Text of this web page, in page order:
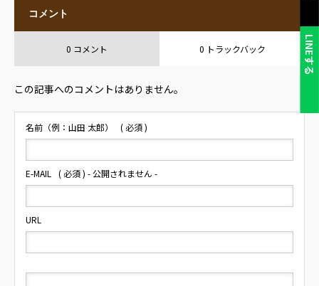
LINEする
コメント
0 コメント 0 トラックバック
この記事へのコメントはありません。
名前（例：山田 太郎） ( 必須 )
E-MAIL ( 必須 ) - 公開されません -
URL